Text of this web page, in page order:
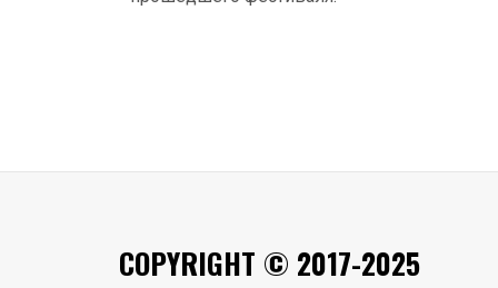
COPYRIGHT © 2017-2025